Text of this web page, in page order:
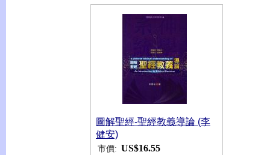
圖解聖經-聖經教義導論 (李
健安)
市價: US$16.55